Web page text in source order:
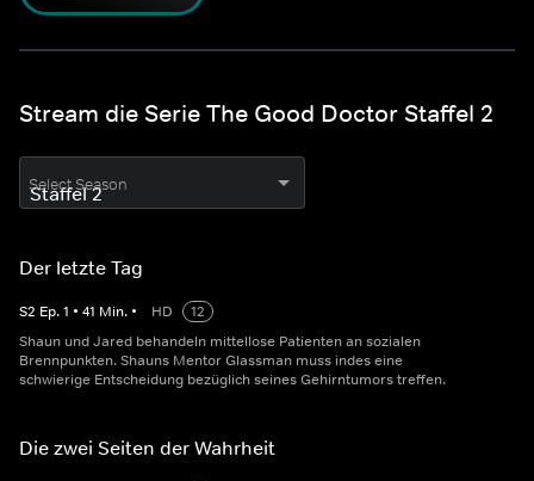
Stream die Serie The Good Doctor Staffel 2
Select Season
Der letzte Tag
S2 Ep.1 • 41 Min. • HD
12
Shaun und Jared behandeln mittellose Patienten an sozialen
Brennpunkten. Shauns Mentor Glassman muss indes eine
schwierige Entscheidung bezüglich seines Gehirntumors treffen.
Die zwei Seiten der Wahrheit